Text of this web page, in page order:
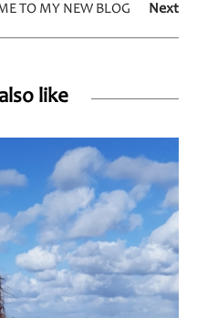
Next
TO MY NEW BLOG
like